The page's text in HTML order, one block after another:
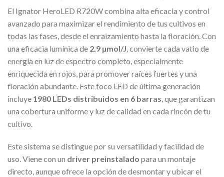
El Ignator HeroLED R720W combina alta eficacia y control
avanzado para maximizar el rendimiento de tus cultivos en
todas las fases, desde el enraizamiento hasta la floración. Con
una eficacia lumínica de 2.9 µmol/J , convierte cada vatio de
energía en luz de espectro completo, especialmente
enriquecida en rojos, para promover raíces fuertes y una
floración abundante. Este foco LED de última generación
incluye 1980 LEDs distribuidos en 6 barras , que garantizan
una cobertura uniforme y luz de calidad en cada rincón de tu
cultivo.
Este sistema se distingue por su versatilidad y facilidad de
uso. Viene con un driver preinstalado para un montaje
directo, aunque ofrece la opción de desmontar y ubicar el